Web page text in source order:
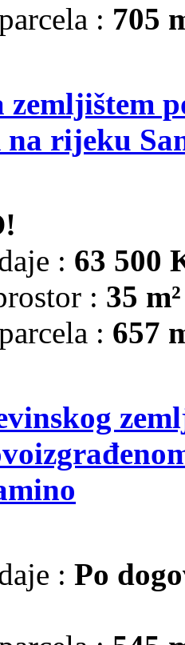
: 705
zemljištem
na rijeku
: 63 500
: 35 m²
: 657
: Po